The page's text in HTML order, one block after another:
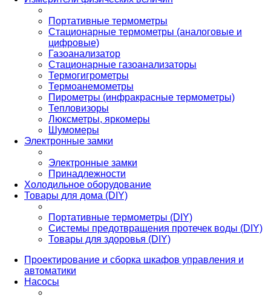
Портативные термометры
Стационарные термометры (аналоговые и
цифровые)
Газоанализатор
Стационарные газоанализаторы
Термогигрометры
Термоанемометры
Пирометры (инфракрасные термометры)
Тепловизоры
Люксметры, яркомеры
Шумомеры
Электронные замки
Электронные замки
Принадлежности
Холодильное оборудование
Товары для дома (DIY)
Портативные термометры (DIY)
Системы предотвращения протечек воды (DIY)
Товары для здоровья (DIY)
Проектирование и сборка шкафов управления и
автоматики
Насосы